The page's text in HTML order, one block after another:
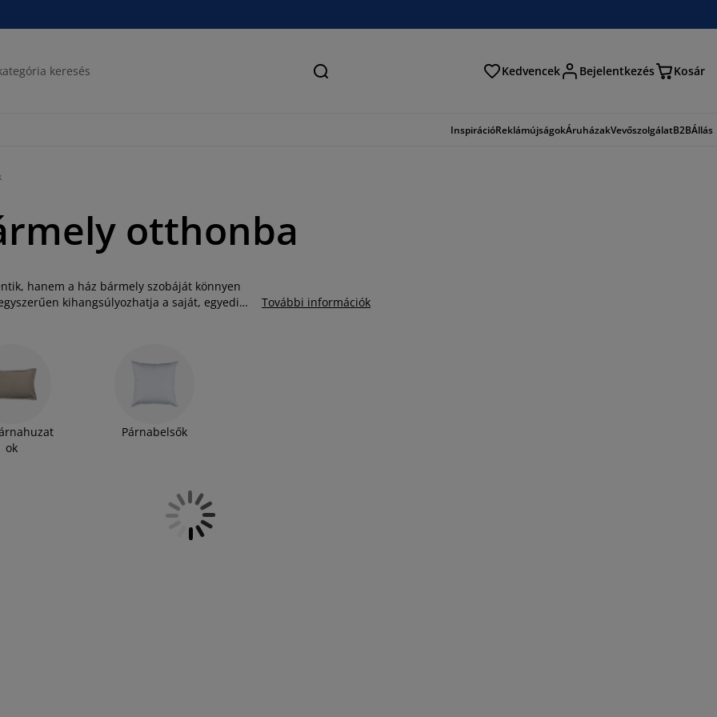
Keresés Kedvencek Bejelentkezés Kosár
InspirációReklámújságokÁruházakVevőszolgálatB2BÁllás
otthonba
hanem a ház bármely szobáját könnyen
kihangsúlyozhatja a saját, egyedi
További információk
ok
Párnabelsők